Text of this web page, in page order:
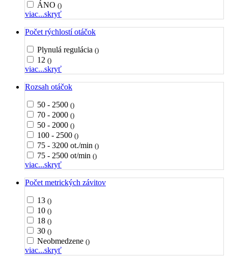
ÁNO ()
viac...skryť
Počet rýchlostí otáčok
Plynulá regulácia ()
12 ()
viac...skryť
Rozsah otáčok
50 - 2500 ()
70 - 2000 ()
50 - 2000 ()
100 - 2500 ()
75 - 3200 ot./min ()
75 - 2500 ot/min ()
viac...skryť
Počet metrických závitov
13 ()
10 ()
18 ()
30 ()
Neobmedzene ()
viac...skryť